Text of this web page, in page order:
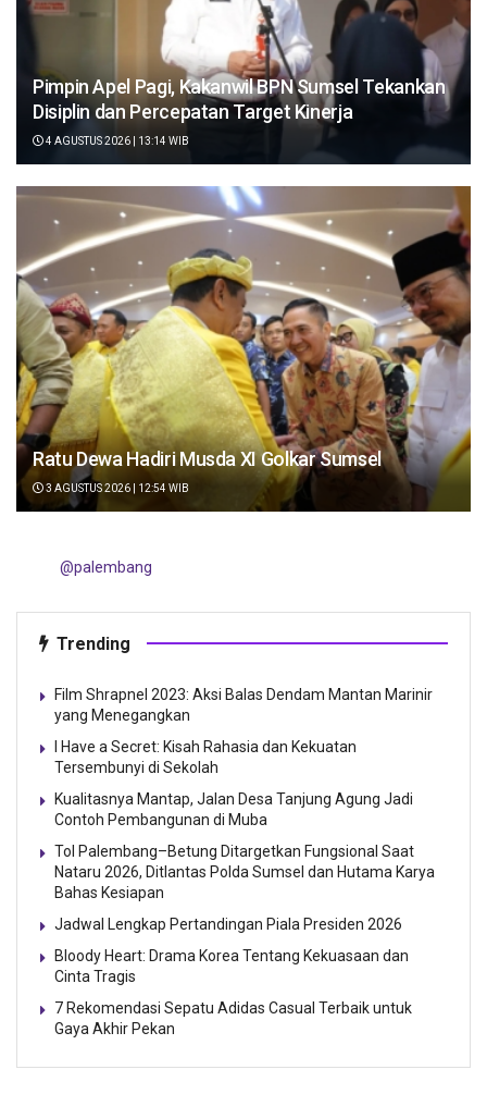
Pimpin Apel Pagi, Kakanwil BPN Sumsel Tekankan
Disiplin dan Percepatan Target Kinerja
4 AGUSTUS 2026 | 13:14 WIB
Ratu Dewa Hadiri Musda XI Golkar Sumsel
3 AGUSTUS 2026 | 12:54 WIB
@palembang
Trending
Film Shrapnel 2023: Aksi Balas Dendam Mantan Marinir
yang Menegangkan
I Have a Secret: Kisah Rahasia dan Kekuatan
Tersembunyi di Sekolah
Kualitasnya Mantap, Jalan Desa Tanjung Agung Jadi
Contoh Pembangunan di Muba
Tol Palembang–Betung Ditargetkan Fungsional Saat
Nataru 2026, Ditlantas Polda Sumsel dan Hutama Karya
Bahas Kesiapan
Jadwal Lengkap Pertandingan Piala Presiden 2026
Bloody Heart: Drama Korea Tentang Kekuasaan dan
Cinta Tragis
7 Rekomendasi Sepatu Adidas Casual Terbaik untuk
Gaya Akhir Pekan